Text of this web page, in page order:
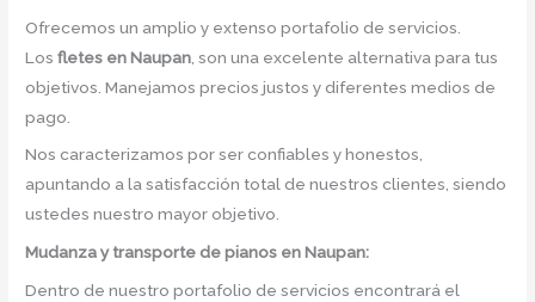
Ofrecemos un amplio y extenso portafolio de servicios.
Losfletes en Naupan , son una excelente alternativa para tus
objetivos. Manejamos precios justos y diferentes medios de
pago.
Nos caracterizamos por ser confiables y honestos,
apuntando a la satisfacción total de nuestros clientes, siendo
ustedes nuestro mayor objetivo.
Mudanza y transporte de pianos en Naupan:
Dentro de nuestro portafolio de servicios encontrará el